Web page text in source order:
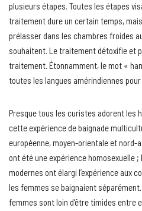
plusieurs étapes. Toutes les étapes
traitement dure un certain temps,
prélasser dans les chambres froides
souhaitent. Le traitement détoxifie et
traitement. Étonnamment, le mot «
toutes les langues amérindiennes
Presque tous les curistes adorent les
cette expérience de baignade
européenne, moyen-orientale et nord-
ont été une expérience homosexuelle
modernes ont élargi l’expérience aux
les femmes se baignaient
femmes sont loin d’être timides entre